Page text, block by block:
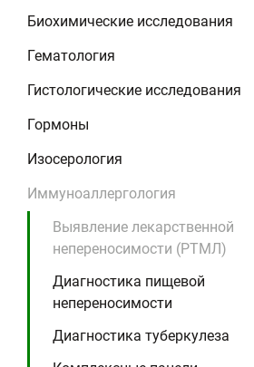
Биохимические исследования
Гематология
Гистологические исследования
Гормоны
Изосерология
Иммуноаллергология
Выявление лекарственной
непереносимости (РТМЛ)
Диагностика пищевой
непереносимости
Диагностика туберкулеза